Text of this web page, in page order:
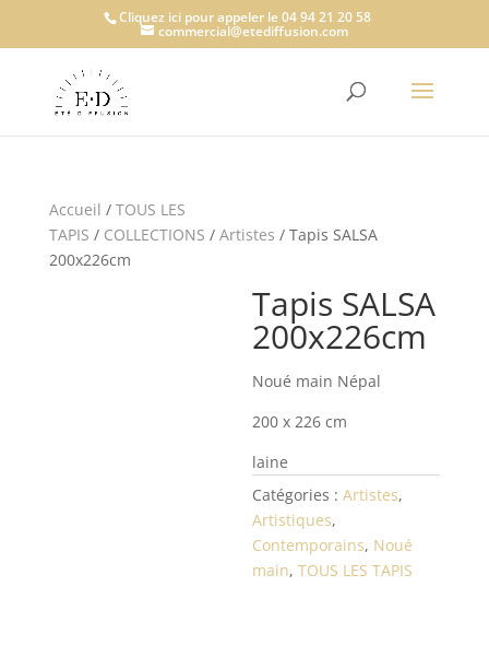
Cliquez ici pour appeler le 04 94 21 20 58
commercial@etediffusion.com
Accueil / TOUS LES
TAPIS / COLLECTIONS / Artistes / Tapis SALSA
200x226cm
Tapis SALSA
200x226cm
Noué main Népal
200 x 226 cm
laine
Catégories :Artistes,
Artistiques,
Contemporains, Noué
main,TOUS LES TAPIS